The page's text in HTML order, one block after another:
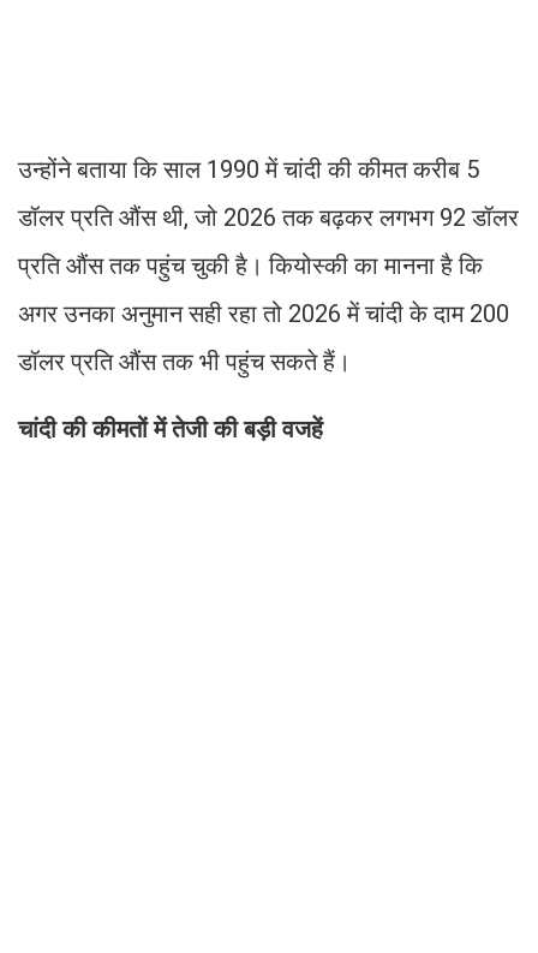
उन्होंने बताया कि साल 1990 में चांदी की कीमत करीब 5
डॉलर प्रति औंस थी, जो 2026 तक बढ़कर लगभग 92 डॉलर
प्रति औंस तक पहुंच चुकी है। कियोस्की का मानना है कि
अगर उनका अनुमान सही रहा तो 2026 में चांदी के दाम 200
डॉलर प्रति औंस तक भी पहुंच सकते हैं।
चांदी की कीमतों में तेजी की बड़ी वजहें